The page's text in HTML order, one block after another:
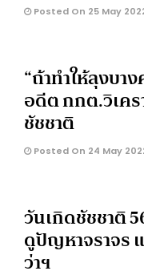
Posted On 25 May
“ถ้าทำให้ลุงบ
อดีต กกต.วิเค
ชัชชาติ
Posted On 24 May
วันเกิดชัชชาติ
ดูปัญหาจราจร
ว่าฯ